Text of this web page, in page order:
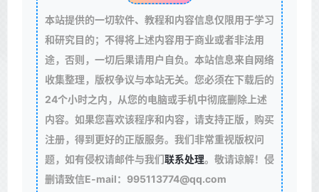
本站提供的一切软件、教程和内容信息仅限用于学习
和研究目的；不得将上述内容用于商业或者非法用
途，否则，一切后果请用户自负。本站信息来自网络
收集整理，版权争议与本站无关。您必须在下载后的
24个小时之内，从您的电脑或手机中彻底删除上述
内容。如果您喜欢该程序和内容，请支持正版，购买
注册，得到更好的正版服务。我们非常重视版权问
题，如有侵权请邮件与我们联系处理。敬请谅解！侵
删请致信E-mail：995113774@qq.com